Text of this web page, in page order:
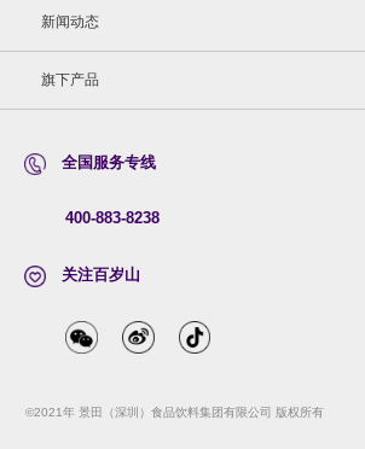
新闻动态
旗下产品
全国服务专线
400-883-8238
关注百岁山
©2021年 景田（深圳）食品饮料集团有限公司 版权所有